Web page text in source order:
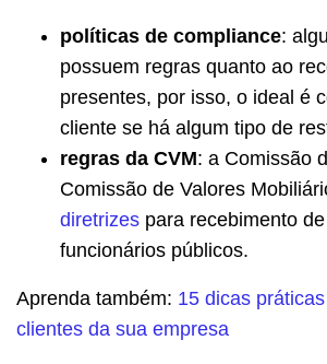
políticas de compliance:
possuem regras quanto ao
presentes, por isso, o ideal é
cliente se há algum tipo de
regras da CVM: a Comissão
Comissão de Valores
diretrizes para recebimento
funcionários públicos.
Aprenda também: 15 dicas
clientes da sua empresa